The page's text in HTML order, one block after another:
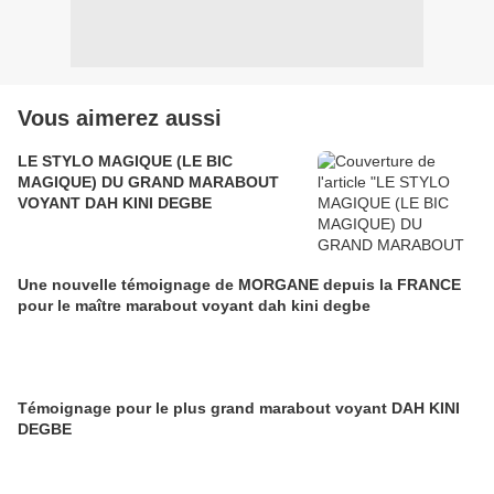
Vous aimerez aussi
LE STYLO MAGIQUE (LE BIC
MAGIQUE) DU GRAND MARABOUT
VOYANT DAH KINI DEGBE
Une nouvelle témoignage de MORGANE depuis la FRANCE
pour le maître marabout voyant dah kini degbe
Témoignage pour le plus grand marabout voyant DAH KINI
DEGBE